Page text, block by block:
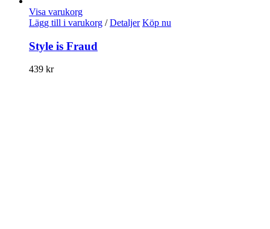
Visa varukorg
Lägg till i varukorg / Detaljer Köp nu
Style is Fraud
439 kr